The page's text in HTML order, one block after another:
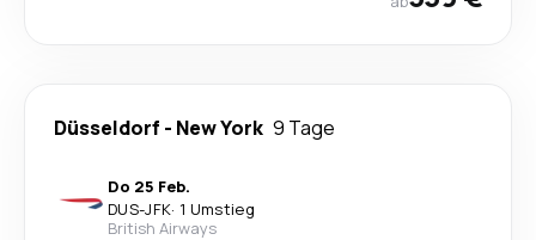
Düsseldorf - New York 9 Tage
Do 25 Feb.
DUS-JFK· 1 Umstieg
British Airways